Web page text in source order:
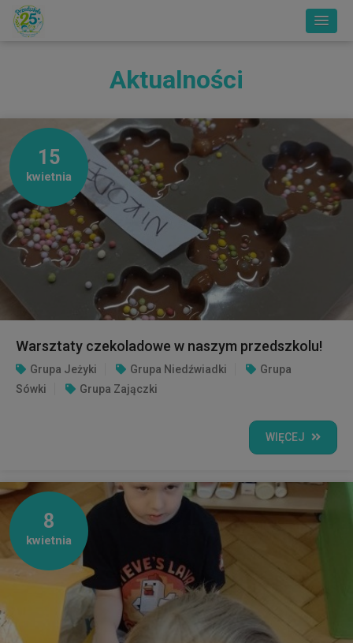
Aktualności
15
kwietnia
Warsztaty czekoladowe w naszym przedszkolu!
Grupa Jeżyki Grupa Niedźwiadki
Grupa
Sówki
Grupa Zajączki
WIĘCEJ
8
kwietnia